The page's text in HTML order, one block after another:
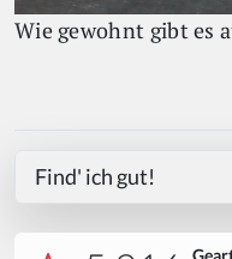
Wie gewohnt gibt es
Find' ich gut!